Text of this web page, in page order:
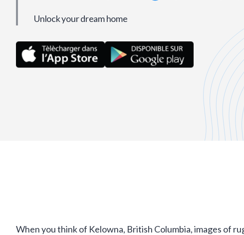
Unlock your dream home
When you think of Kelowna, British Columbia, images of